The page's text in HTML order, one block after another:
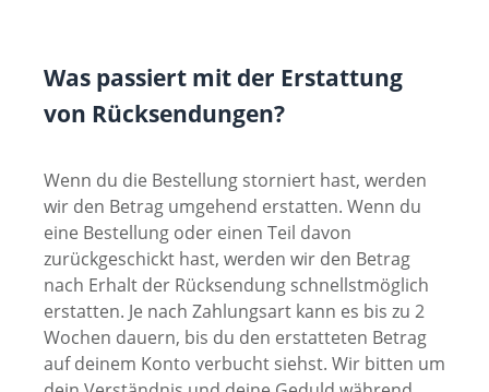
Was passiert mit der Erstattung
von Rücksendungen?
Wenn du die Bestellung storniert hast, werden
wir den Betrag umgehend erstatten. Wenn du
eine Bestellung oder einen Teil davon
zurückgeschickt hast, werden wir den Betrag
nach Erhalt der Rücksendung schnellstmöglich
erstatten. Je nach Zahlungsart kann es bis zu 2
Wochen dauern, bis du den erstatteten Betrag
auf deinem Konto verbucht siehst. Wir bitten um